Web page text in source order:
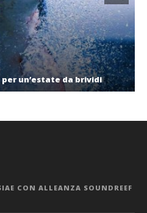
un’estate da brividi
CON ALLEANZA SOUNDREEF